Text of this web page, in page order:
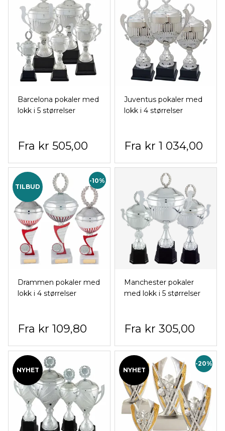
Barcelona pokaler med
lokk i 5 størrelser
kr 505,00
Juventus pokaler med
lokk i 4 størrelser
kr 1 034,00
TILBUD
Drammen pokaler med
lokk i 4 størrelser
-10%
kr 109,80
Manchester pokaler
med lokk i 5 størrelser
kr 305,00
NYHET NYHET
-20%